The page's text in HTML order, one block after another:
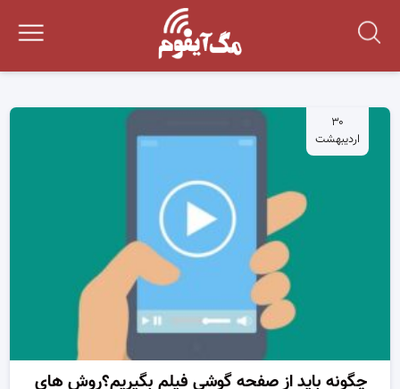
۳۰
اردیبهشت
چگونه باید از صفحه گوشی فیلم بگیریم؟روش های